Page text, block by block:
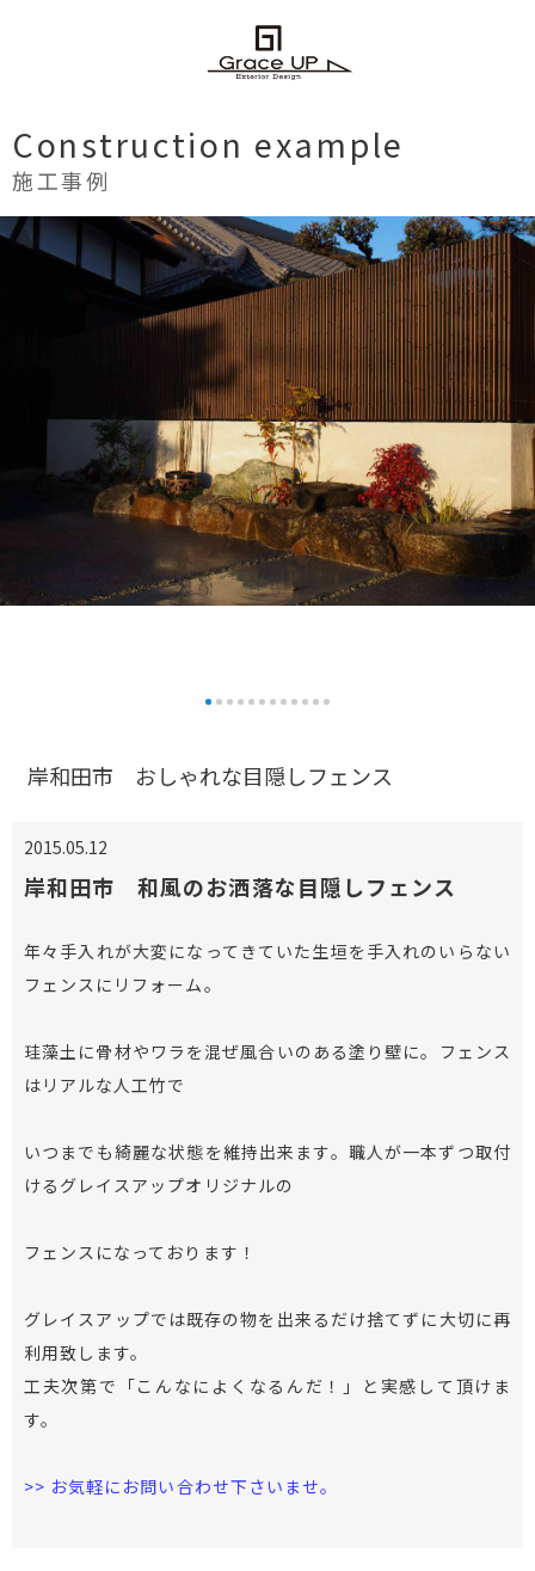
Construction example
施工事例
岸和田市 おしゃれな目隠しフェンス
2015.05.12
岸和田市 和風のお洒落な目隠しフェンス
年々手入れが大変になってきていた生垣を手入れのいらない
フェンスにリフォーム。
珪藻土に骨材やワラを混ぜ風合いのある塗り壁に。フェンス
はリアルな人工竹で
いつまでも綺麗な状態を維持出来ます。職人が一本ずつ取付
けるグレイスアップオリジナルの
フェンスになっております！
グレイスアップでは既存の物を出来るだけ捨てずに大切に再
利用致します。
工夫次第で「こんなによくなるんだ！」と実感して頂けま
す。
>> お気軽にお問い合わせ下さいませ。